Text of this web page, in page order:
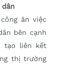
ăn việc
bên cạnh
tạo liên kết
thị trường